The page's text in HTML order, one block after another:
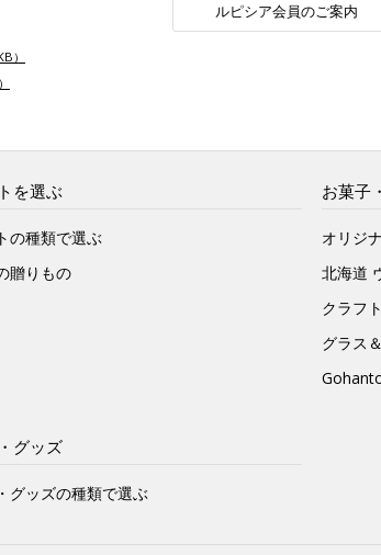
）
ルピシア会員のご案内
を選ぶ
の種類で選ぶ
贈りもの
お菓子
オリジ
北海道
クラフ
グラス
グッズ
グッズの種類で選ぶ